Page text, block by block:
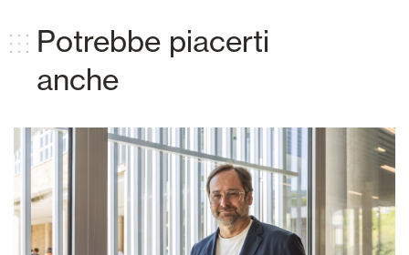
Potrebbe piacerti
anche